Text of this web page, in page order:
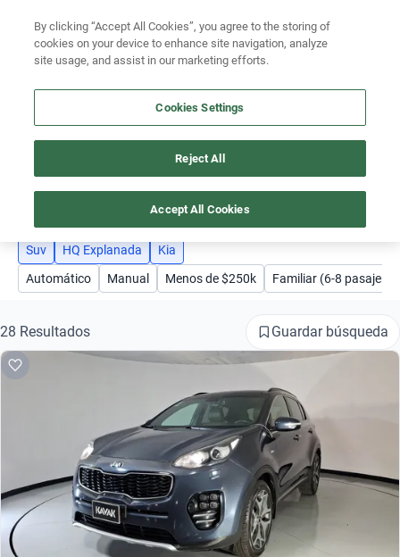
Ubicación
Busca por marca
Busca por año
Busca por marca
Busca por modelo
Busca por versión
3
Suv HQ Explanada
Kia
Automático
Manual Menos de $250k Familiar (6-8
28 Resultados Guardar búsqueda
By clicking “Accept All Cookies”, you agree to the storing of
cookies on your device to enhance site navigation, analyze
site usage, and assist in our marketing efforts.
Cookies Settings
Reject All
Accept All Cookies